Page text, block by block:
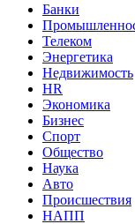
Банки
Телеком
Энергетика
Недвижимость
HR
Экономика
Бизнес
Спорт
Общество
Наука
Авто
Происшествия
НАПП